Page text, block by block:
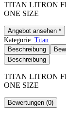
TITAN LITRON
ONE SIZE
Angebot ansehen *
Kategorie: Titan
Beschreibung
Beschreibung
TITAN LITRON
ONE SIZE
Bewertungen (0)